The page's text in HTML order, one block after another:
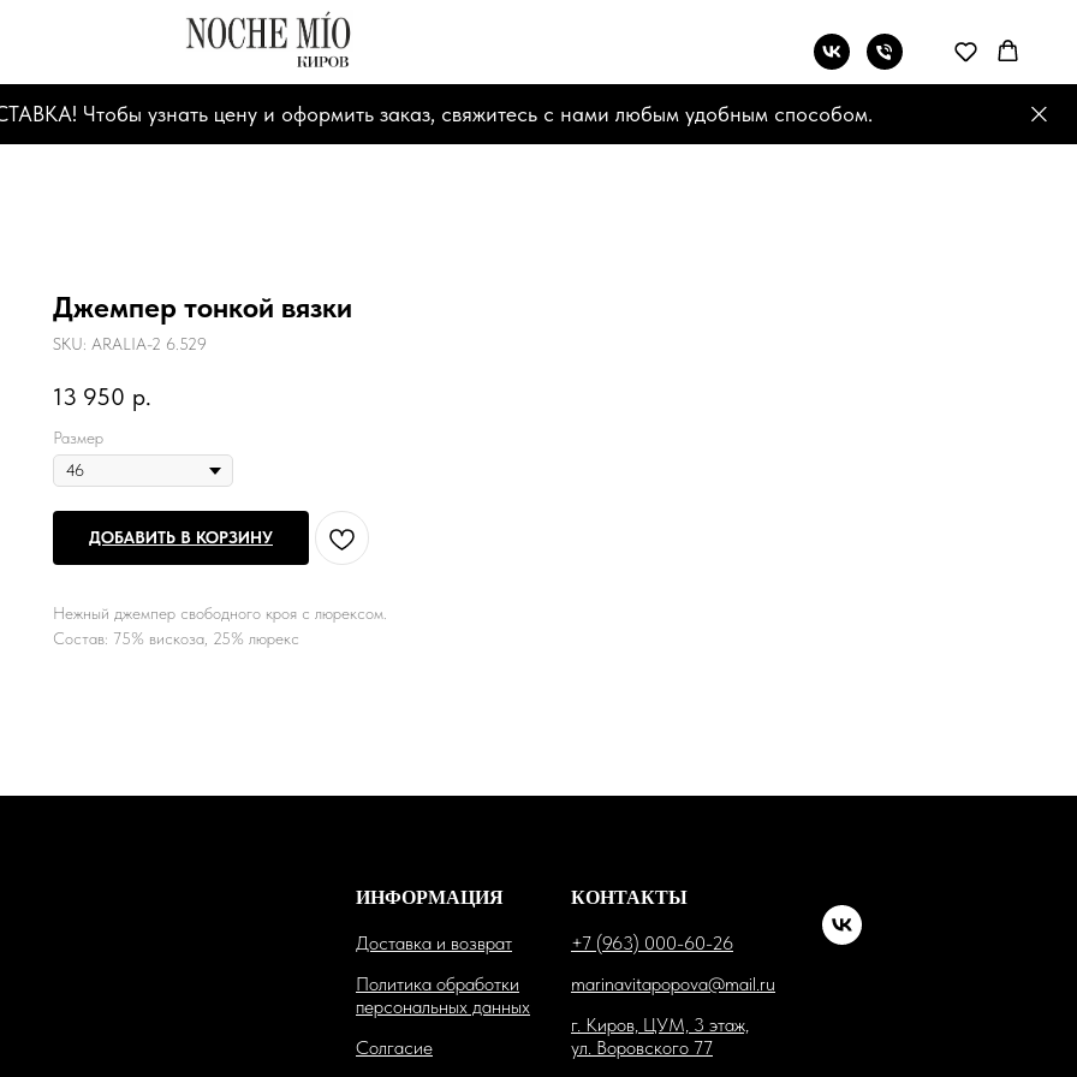
Чтобы узнать цену и оформить заказ, свяжитесь с нами любым удобным способом.
Джемпер тонкой вязки
SKU: ARALIA-2 6.529
13 950 р.
Размер
ДОБАВИТЬ В КОРЗИНУ
Нежный джемпер свободного кроя с люрексом.
Состав: 75% вискоза, 25% люрекс
ИНФОРМАЦИЯ
Доставка и возврат
Политика обработки
персональных данных
Солгасие
КОНТАКТЫ
+7 (963) 000-60-26
marinavitapopova@mail.ru
г. Киров, ЦУМ, 3 этаж,
ул. Воровского 77